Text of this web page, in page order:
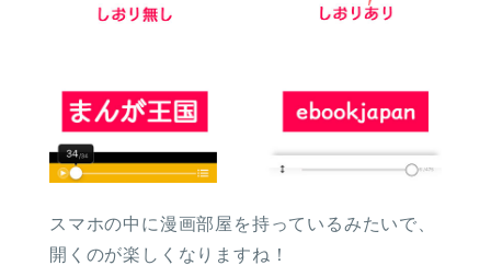
スマホの中に漫画部屋を持っているみたいで、
開くのが楽しくなりますね！